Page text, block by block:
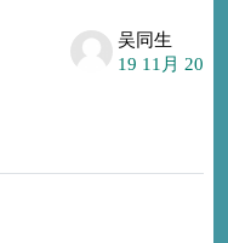
吴同生
19 11月 2016